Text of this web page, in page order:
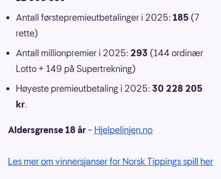
Antall førstepremieutbetalinger i 2025: 185 (7
rette)
Antall millionpremier i 2025: 293 (144 ordinær
Lotto + 149 på Supertrekning)
Høyeste premieutbetaling i 2025: 30 228 205
kr.
Aldersgrense 18 år – Hjelpelinjen.no
Les mer om vinnersjanser for Norsk Tippings spill her